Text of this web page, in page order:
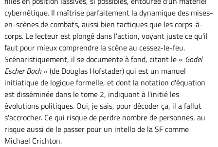
cybernétique. Il maîtrise parfaitement la dynamique des mises-
en-scènes de combats, aussi bien tactiques que les corps-à-
corps. Le lecteur est plongé dans l'action, voyant juste ce qu'il
faut pour mieux comprendre la scène au cessez-le-feu.
Scénaristiquement, il se documente à fond, citant le « Godel
Escher Bach» (de Douglas Hofstader) qui est un manuel
initiatique de logique formelle, et dont la notation d'équation
est disséminée dans le tome 2, indiquant à l'initié les
évolutions politiques. Oui, je sais, pour décoder ça, il a fallut
s'accrocher. Ce qui risque de perdre nombre de personnes, au
risque aussi de le passer pour un intello de la SF comme
Michael Crichton.